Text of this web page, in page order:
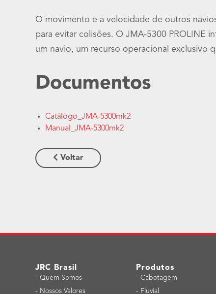
O movimento e a velocidade de outros
para evitar colisões. O JMA-5300 PROLINE
um navio, um recurso operacional exclusivo
Documentos
Catálogo_JMA-5300mk2
Manual_JMA-5300mk2
Voltar
JRC Brasil
- Quem Somos
- Nossos Valores
Produtos
- Cabotagem
- Fluvial